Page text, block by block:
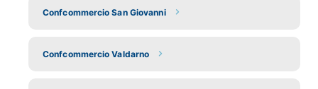
Confcommercio San Giovanni
Confcommercio Valdarno